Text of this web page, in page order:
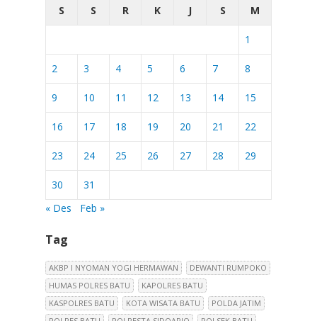
S
S R K J S M
1
2 3 4 5 6 7 8
9 10 11 12 13 14 15
16 17 18 19 20 21 22
23 24 25 26 27 28 29
30
31
« Des
Feb »
Tag
AKBP I NYOMAN YOGI HERMAWAN
DEWANTI RUMPOKO
HUMAS POLRES BATU
KAPOLRES BATU
KASPOLRES BATU
KOTA WISATA BATU
POLDA JATIM